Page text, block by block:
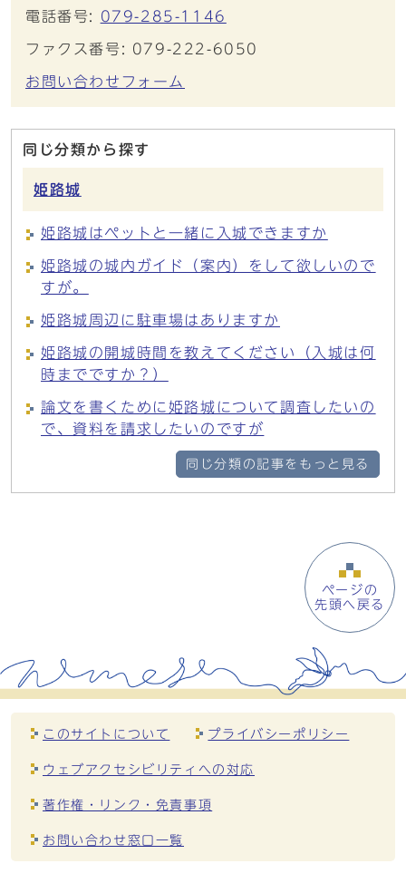
電話番号: 079-285-1146
ファクス番号: 079-222-6050
お問い合わせフォーム
同じ分類から探す
姫路城
姫路城はペットと一緒に入城できますか
姫路城の城内ガイド（案内）をして欲しいので
すが。
姫路城周辺に駐車場はありますか
姫路城の開城時間を教えてください（入城は何
時までですか？）
論文を書くために姫路城について調査したいの
で、資料を請求したいのですが
同じ分類の記事をもっと見る
ページの
先頭へ戻る
このサイトについて プライバシーポリシー
ウェブアクセシビリティへの対応
著作権・リンク・免責事項
お問い合わせ窓口一覧